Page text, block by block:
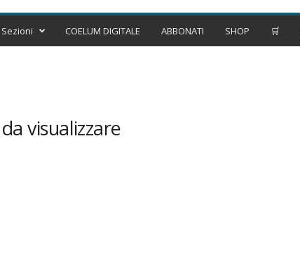
Sezioni COELUM DIGITALE ABBONATI SHOP 🛒
visualizzare